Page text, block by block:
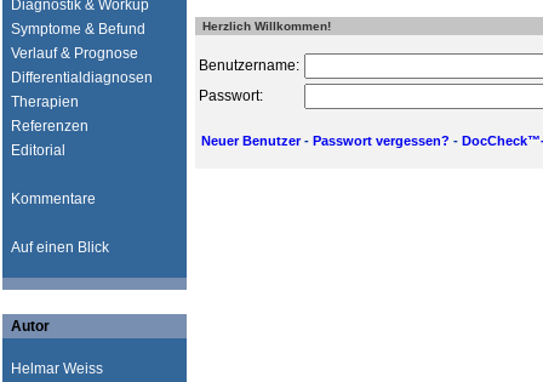
Diagnostik & Workup
Symptome & Befund
Verlauf & Prognose
Differentialdiagnosen
Therapien
Referenzen
Editorial
Kommentare
Auf einen Blick
Autor
Helmar Weiss
Herzlich Willkommen!
Benutzername:
Passwort:
Neuer Benutzer- Passwort vergessen? -